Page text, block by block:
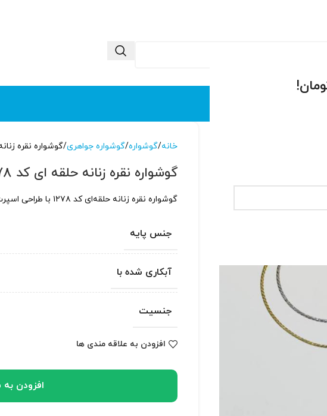
خانه گوشواره گوشواره جواهری گوشواره نقره زنانه
گوشواره نقره زنانه حلقه ای کد 1278
گوشواره نقره زنانه حلقه‌ای کد ۱۲۷۸ با طراحی اسپرت و جوان پسند
جنس پایه
آبکاری شده با
جنسیت
افزودن به علاقه مندی ها
افزودن